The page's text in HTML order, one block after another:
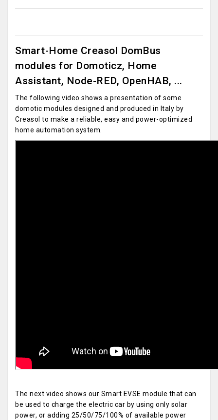
Smart-Home Creasol DomBus
modules for Domoticz, Home
Assistant, Node-RED, OpenHAB, ...
The following video shows a presentation of some
domotic modules designed and produced in Italy by
Creasol to make a reliable, easy and power-optimized
home automation system.
The next video shows our Smart EVSE module that can
be used to charge the electric car by using only solar
power, or adding 25/50/75/100% of available power